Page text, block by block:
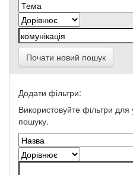
Почати новий пошук
Додати фільтри:
Використовуйте фільтри для
пошуку.